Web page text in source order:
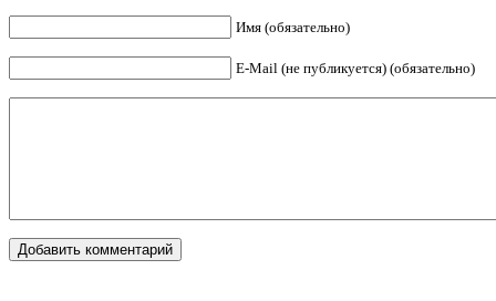
Имя (обязательно)
E-Mail (не публикуется) (обязательно)